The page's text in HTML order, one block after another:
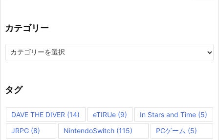
カテゴリー
テ
ー
タグ
DAVE THE DIVER (14) eTIRUe(9) In Stars and Time (5)
JRPG (8) NintendoSwitch (115) PCゲーム (5)